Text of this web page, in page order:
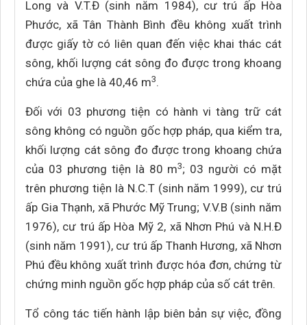
Long và V.T.Đ (sinh năm 1984), cư trú ấp Hòa
Phước, xã Tân Thành Bình đều không xuất trình
được giấy tờ có liên quan đến việc khai thác cát
sông, khối lượng cát sông đo được trong khoang
chứa của ghe là 40,46 m3.
Đối với 03 phương tiện có hành vi tàng trữ cát
sông không có nguồn gốc hợp pháp, qua kiểm tra,
khối lượng cát sông đo được trong khoang chứa
của 03 phương tiện là 80 m3; 03 người có mặt
trên phương tiện là N.C.T (sinh năm 1999), cư trú
ấp Gia Thạnh, xã Phước Mỹ Trung; V.V.B (sinh năm
1976), cư trú ấp Hòa Mỹ 2, xã Nhơn Phú và N.H.Đ
(sinh năm 1991), cư trú ấp Thanh Hương, xã Nhơn
Phú đều không xuất trình được hóa đơn, chứng từ
chứng minh nguồn gốc hợp pháp của số cát trên.
Tổ công tác tiến hành lập biên bản sự việc, đồng